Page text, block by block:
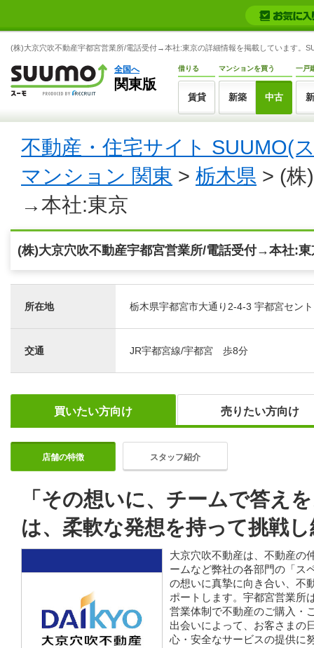
(株)大京穴吹不動産宇都宮営業所/電話受付→本社:東京の詳細情報を掲載しています。
全国へ
関東版
借りる
賃貸
マンションを買う
新築 中古
一戸
不動産・住宅サイト SUUMO(
マンション 関東 > 栃木県 > (株
→本社:東京
(株)大京穴吹不動産宇都宮営業所/電話受付→本社:
所在地 栃木県宇都宮市大通り2-4-3 宇都宮セン
交通 JR宇都宮線/宇都宮 歩8分
買いたい方向け 売りたい方向け
店舗の特徴 スタッフ紹介
「その想いに、チームで答え
は、柔軟な発想を持って挑戦
大京穴吹不動産は、不動産の
ームなど弊社の各部門の「ス
の想いに真摯に向き合い、不
ポートします。宇都宮営業所
営業体制で不動産のご購入・
出会いによって、お客さまの
心・安全なサービスの提供に